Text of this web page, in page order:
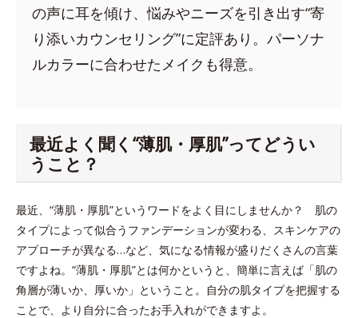
の声に耳を傾け、悩みやニーズを引き出す“寄
り添いカウンセリング”に定評あり。パーソナ
ルカラーに合わせたメイクも得意。
最近よく聞く“薄肌・厚肌”ってどうい
うこと？
最近、“薄肌・厚肌”というワードをよく目にしませんか？ 肌の
タイプによって似合うファンデーションが変わる、スキンケアの
アプローチが異なる…など、気になる情報が盛りだくさんの言葉
ですよね。“薄肌・厚肌”とは何かというと、簡単に言えば「肌の
角層が薄いか、厚いか」ということ。自分の肌タイプを把握する
ことで、より自分に合ったお手入れができますよ。